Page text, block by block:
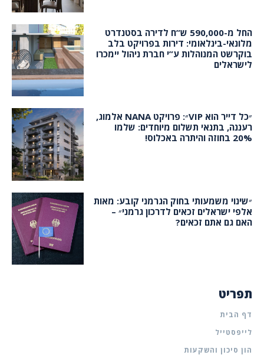
החל מ-590,000 ש”ח לדירה בסטנדרט
מלונאי-בינלאומי: דירות בפרויקט בלב
בוקרשט המנוהלות ע”י חברת ניהול יימכרו
לישראלים
״כל דייר הוא VIP״: פרויקט NANA אלמוג,
רעננה, בתנאי תשלום מיוחדים: שלמו
20% בחוזה והיתרה באכלוס!
״שינוי משמעותי בחוק הגרמני קובע: מאות
אלפי ישראלים זכאים לדרכון גרמני״ –
האם גם אתם זכאים?
תפריט
דף הבית
לייפסטייל
הון סיכון והשקעות